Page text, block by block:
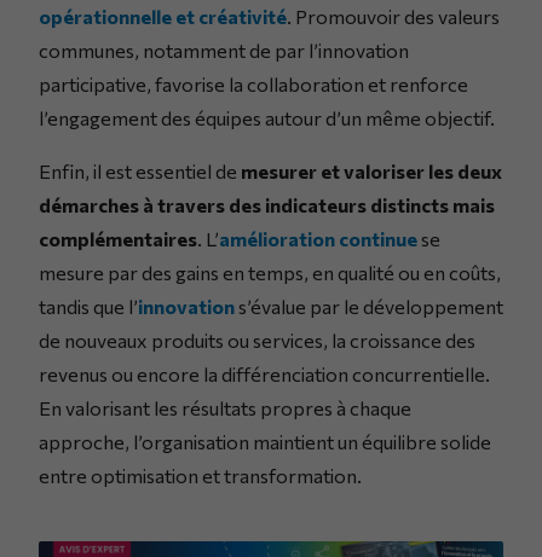
opérationnelle et créativité. Promouvoir des valeurs
communes, notamment de par l’innovation
participative, favorise la collaboration et renforce
l’engagement des équipes autour d’un même objectif.
Enfin, il est essentiel de mesurer et valoriser les deux
démarches à travers des indicateurs distincts mais
complémentaires. L’amélioration continue se
mesure par des gains en temps, en qualité ou en coûts,
tandis que l’innovation s’évalue par le développement
de nouveaux produits ou services, la croissance des
revenus ou encore la différenciation concurrentielle.
En valorisant les résultats propres à chaque
approche, l’organisation maintient un équilibre solide
entre optimisation et transformation.